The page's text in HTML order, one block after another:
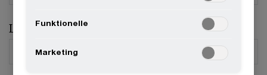
Land *
Funktionelle
Marketing